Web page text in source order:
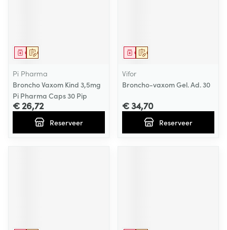
Op voorschrift
Geneesmiddel
Pi Pharma
Broncho Vaxom Kind 3,5mg
Pi Pharma Caps 30 Pip
€ 26,72
Reserveer
Op voorschrift
Geneesmiddel
Vifor
Broncho-vaxom Gel. Ad. 30
€ 34,70
Reserveer